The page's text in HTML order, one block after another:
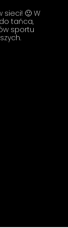
🙂 W
tańca,
sportu